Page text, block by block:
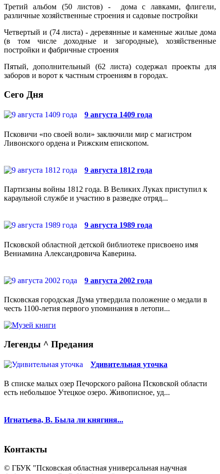
Третий альбом (50 листов) - дома с лавками, флигели,
различные хозяйственные строения и садовые постройки
Четвертый и (74 листа) - деревянные и каменные жилые дома
(в том числе доходные и загородные), хозяйственные
постройки и фабричные строения
Пятый, дополнительный (62 листа) содержал проекты для
заборов и ворот к частным строениям в городах.
Сего Дня
9 августа 1409 года
Псковичи «по своей воли» заключили мир с магистром
Ливонского ордена и Рижским епископом.
9 августа 1812 года
Партизаны войны 1812 года. В Великих Луках приступил к
караульной службе и участию в разведке отряд...
9 августа 1989 года
Псковской областной детской библиотеке присвоено имя
Вениамина Александровича Каверина.
9 августа 2002 года
Псковская городская Дума утвердила положение о медали в
честь 1100-летия первого упоминания в летопи...
Легенды ^ Предания
Удивительная уточка
В списке малых озер Печорского района Псковской области
есть небольшое Утецкое озеро. Живописное, уд...
Игнатьева, В. Была ли княгиня...
Контакты
© ГБУК "Псковская областная универсальная научная